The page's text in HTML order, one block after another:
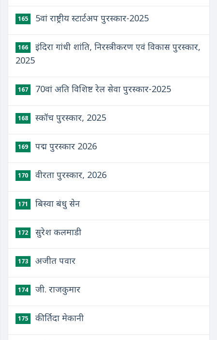
165 5वां राष्ट्रीय स्टार्टअप पुरस्कार-2025
166
इंदिरा गांधी शांति, निरस्त्रीकरण एवं विकास पुरस्कार,
2025
167 70वां अति विशिष्ट रेल सेवा पुरस्कार-2025
168 स्कॉच पुरस्कार, 2025
169 पद्म पुरस्कार 2026
170 वीरता पुरस्कार, 2026
171 बिस्वा बंधु सेन
172 सुरेश कलमाडी
173 अजीत पवार
174 जी. राजकुमार
175 कीर्तिदा मेकानी